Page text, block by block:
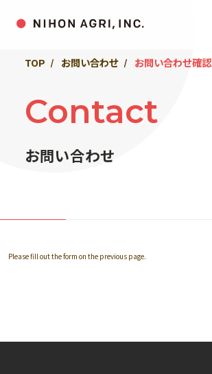
TOP お問い合わせ お問い合わせ確認
Contact
お問い合わせ
Please fill out the form on the previous page.